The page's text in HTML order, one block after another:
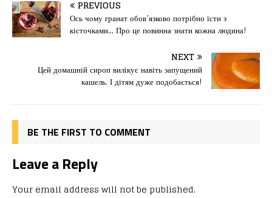
e
b
o
o
o
d
o
n
l и
т
ис
я
PREVIOUS
Ось чому гранат обов’язково потрібно їсти з
кісточками… Про це повинна знати кожна людина!
NEXT
Цей домашній сироп вилікує навіть запущений
кашель. І дітям дуже подобається!
BE THE FIRST TO COMMENT
Leave a Reply
Your email address will not be published.